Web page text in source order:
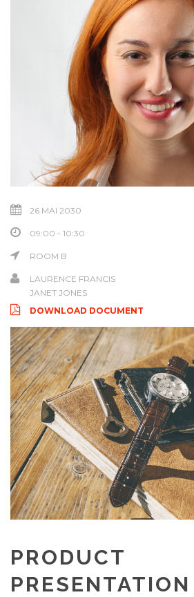
26 MAI 2030
09:00 - 10:30
ROOM B
LAURENCE FRANCIS
JANET JONES
DOWNLOAD DOCUMENT
PRODUCT
PRESENTATION